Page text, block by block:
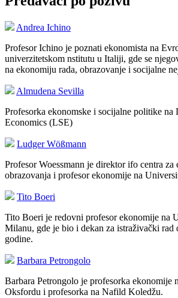
Andrea Ichino
Profesor Ichino je poznati ekonomista na
univerzitetskom nstitutu u Italiji, gde se
na ekonomiju rada, obrazovanje i socijalne
Almudena Sevilla
Profesorka ekonomske i socijalne politike
Economics (LSE)
Ludger Wößmann
Profesor Woessmann je direktor ifo centra za
obrazovanja i profesor ekonomije na
Tito Boeri
Tito Boeri je redovni profesor ekonomije na
Milanu, gde je bio i dekan za istraživački rad
godine.
Barbara Petrongolo
Barbara Petrongolo je profesorka ekonomije
Oksfordu i profesorka na Nafild Koledžu.